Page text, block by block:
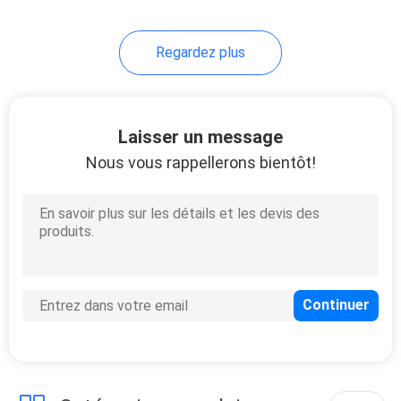
Serrure électrique
de butée
Regardez plus
Laisser un message
Nous vous rappellerons bientôt!